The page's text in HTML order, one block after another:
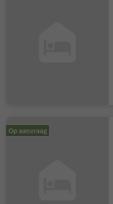
Op aanvraag